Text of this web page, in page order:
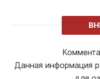
Данная информация